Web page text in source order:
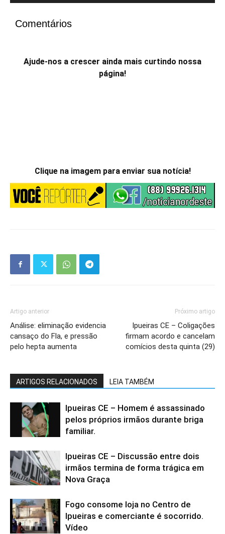
Comentários
Ajude-nos a crescer ainda mais curtindo nossa
página!
Clique na imagem para enviar sua notícia!
Artigo anterior
Análise: eliminação evidencia
cansaço do Fla, e pressão
pelo hepta aumenta
Próximo artigo
Ipueiras CE – Coligações
firmam acordo e cancelam
comícios desta quinta (29)
ARTIGOS RELACIONADOS LEIA TAMBÉM
Ipueiras CE – Homem é assassinado
pelos próprios irmãos durante briga
familiar.
Ipueiras CE – Discussão entre dois
irmãos termina de forma trágica em
Nova Graça
Fogo consome loja no Centro de
Ipueiras e comerciante é socorrido.
Vídeo